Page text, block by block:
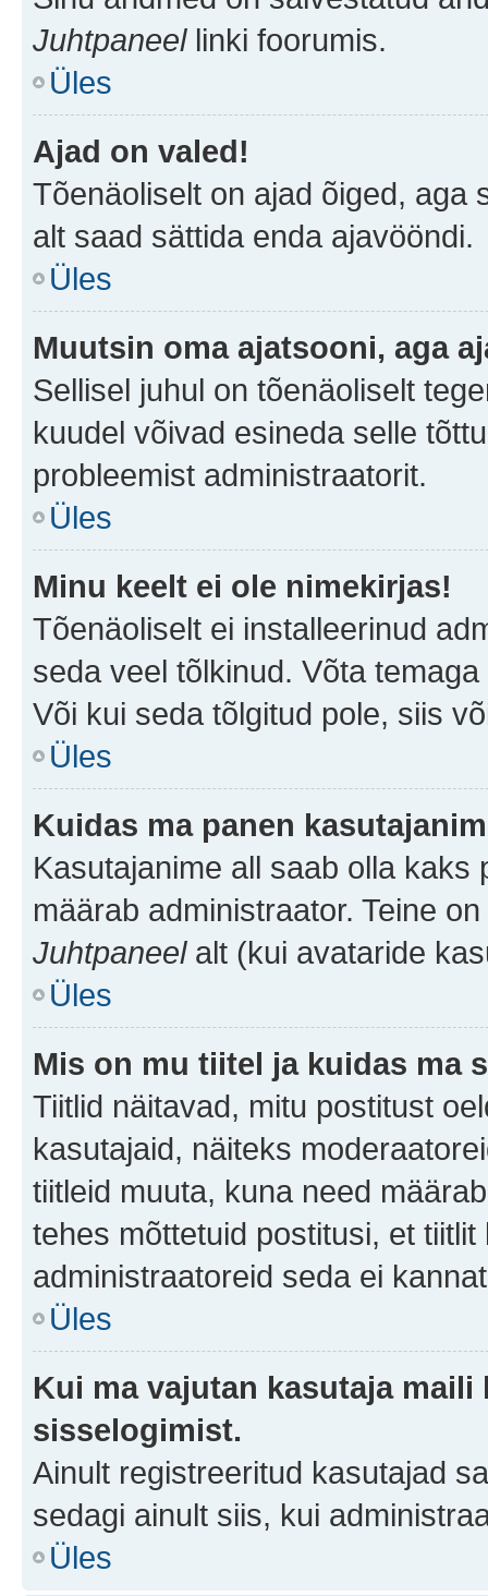
Juhtpaneellinki foorumis.
Üles
Ajad on valed!
Tõenäoliselt on ajad õiged, aga
alt saad sättida enda ajavööndi.
Üles
Muutsin oma ajatsooni, aga
Sellisel juhul on tõenäoliselt
kuudel võivad esineda selle
probleemist administraatorit.
Üles
Minu keelt ei ole nimekirjas!
Tõenäoliselt ei installeerinud
seda veel tõlkinud. Võta
Või kui seda tõlgitud pole, siis
Üles
Kuidas ma panen
Kasutajanime all saab olla kaks
määrab administraator. Teine
Juhtpaneelalt (kui avataride
Üles
Mis on mu tiitel ja kuidas ma
Tiitlid näitavad, mitu postitust
kasutajaid, näiteks
tiitleid muuta, kuna need
tehes mõttetuid postitusi, et
administraatoreid seda ei
Üles
Kui ma vajutan kasutaja
sisselogimist.
Ainult registreeritud kasutajad
sedagi ainult siis, kui
Üles